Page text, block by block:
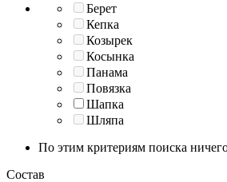
Берет
Кепка
Козырек
Косынка
Панама
Повязка
Шапка
Шляпа
По этим критериям поиска
Состав